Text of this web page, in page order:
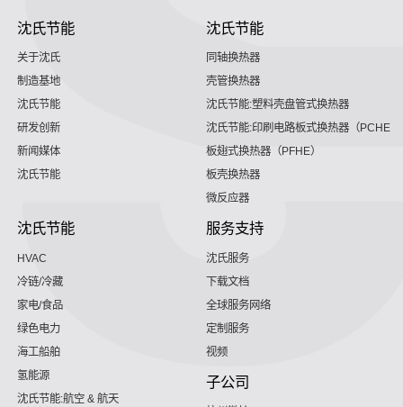
沈氏节能
关于沈氏
制造基地
沈氏节能
研发创新
新闻媒体
沈氏节能
沈氏节能
同轴换热器
壳管换热器
沈氏节能:塑料壳盘管式换热器
沈氏节能:印刷电路板式换热器（PCHE）
板翅式换热器（PFHE）
板壳换热器
微反应器
沈氏节能
HVAC
冷链/冷藏
家电/食品
绿色电力
海工船舶
氢能源
沈氏节能:航空 & 航天
服务支持
沈氏服务
下载文档
全球服务网络
定制服务
视频
子公司